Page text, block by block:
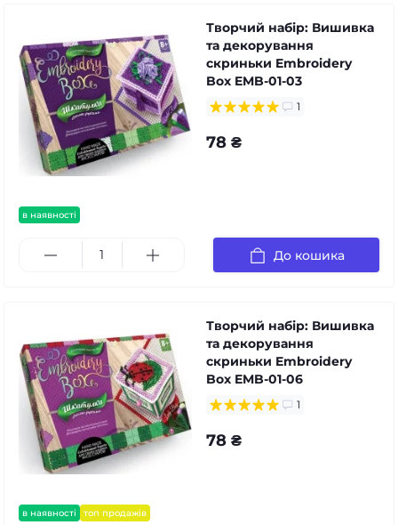
в наявності
Творчий набір: Вишивка
та декорування
скриньки Embroidery
Box EMB-01-03
1
78 ₴
До кошика
в наявності топ продажів
Творчий набір: Вишивка
та декорування
скриньки Embroidery
Box EMB-01-06
1
78 ₴